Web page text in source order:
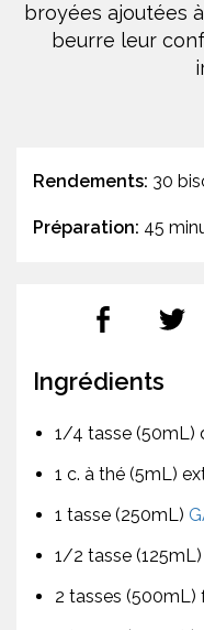
broyées ajoutées
beurre leur
Rendements: 30
Préparation: 45
Ingrédients
1/4 tasse (50mL)
1 c. à thé (5mL)
1 tasse (250mL)
1/2 tasse
2 tasses (500mL)